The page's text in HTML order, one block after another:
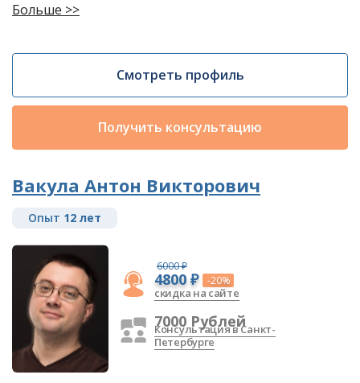
Больше >>
Смотреть профиль
Получить консультацию
Вакула Антон Викторович
Опыт 12 лет
6000 ₽
4800 ₽ -20%
скидка на сайте
7000 Рублей
Консультация в Санкт-
Петербурге